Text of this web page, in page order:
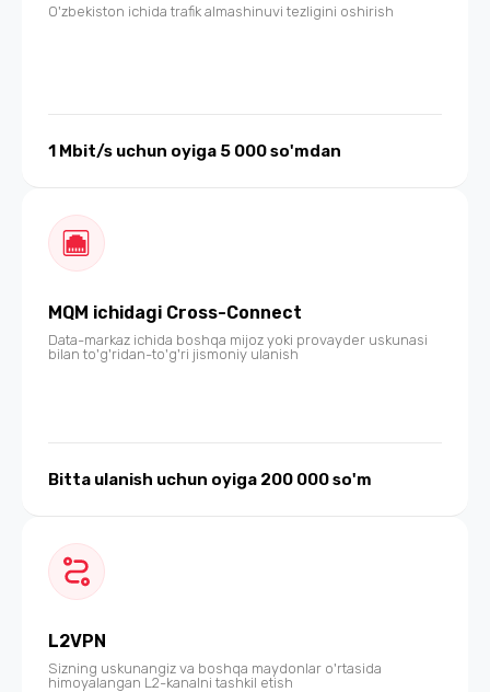
O'zbekiston ichida trafik almashinuvi tezligini oshirish
1 Mbit/s uchun oyiga 5 000 so'mdan
MQM ichidagi Cross-Connect
Data-markaz ichida boshqa mijoz yoki provayder uskunasi
bilan to'g'ridan-to'g'ri jismoniy ulanish
Bitta ulanish uchun oyiga 200 000 so'm
L2VPN
Sizning uskunangiz va boshqa maydonlar o'rtasida
himoyalangan L2-kanalni tashkil etish